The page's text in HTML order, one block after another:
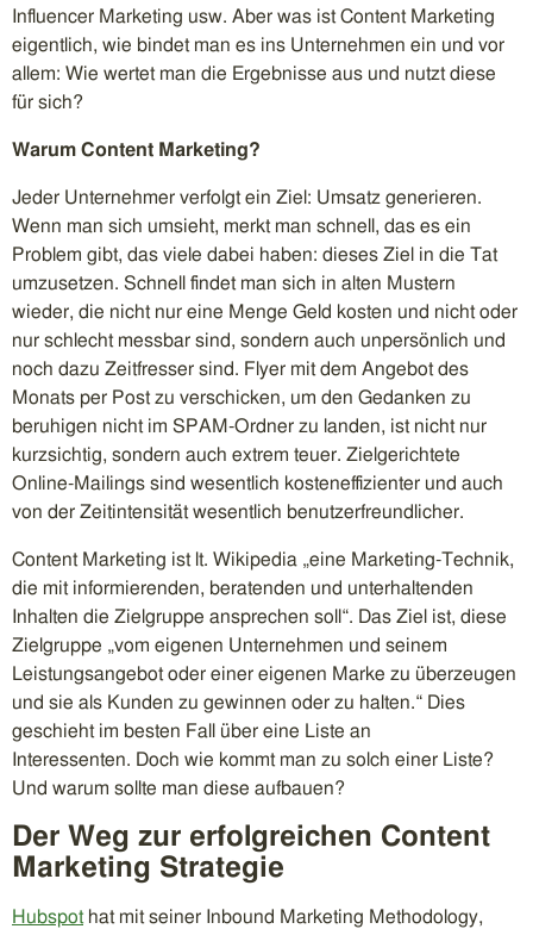
Influencer Marketing usw. Aber was ist Content Marketing
eigentlich, wie bindet man es ins Unternehmen ein und vor
allem: Wie wertet man die Ergebnisse aus und nutzt diese
für sich?
Warum Content Marketing?
Jeder Unternehmer verfolgt ein Ziel: Umsatz generieren.
Wenn man sich umsieht, merkt man schnell, das es ein
Problem gibt, das viele dabei haben: dieses Ziel in die Tat
umzusetzen. Schnell findet man sich in alten Mustern
wieder, die nicht nur eine Menge Geld kosten und nicht oder
nur schlecht messbar sind, sondern auch unpersönlich und
noch dazu Zeitfresser sind. Flyer mit dem Angebot des
Monats per Post zu verschicken, um den Gedanken zu
beruhigen nicht im SPAM-Ordner zu landen, ist nicht nur
kurzsichtig, sondern auch extrem teuer. Zielgerichtete
Online-Mailings sind wesentlich kosteneffizienter und auch
von der Zeitintensität wesentlich benutzerfreundlicher.
Content Marketing ist lt. Wikipedia „eine Marketing-Technik,
die mit informierenden, beratenden und unterhaltenden
Inhalten die Zielgruppe ansprechen soll“. Das Ziel ist, diese
Zielgruppe „vom eigenen Unternehmen und seinem
Leistungsangebot oder einer eigenen Marke zu überzeugen
und sie als Kunden zu gewinnen oder zu halten.“ Dies
geschieht im besten Fall über eine Liste an
Interessenten. Doch wie kommt man zu solch einer Liste?
Und warum sollte man diese aufbauen?
Der Weg zur erfolgreichen Content
Marketing Strategie
Hubspot hat mit seiner Inbound Marketing Methodology,